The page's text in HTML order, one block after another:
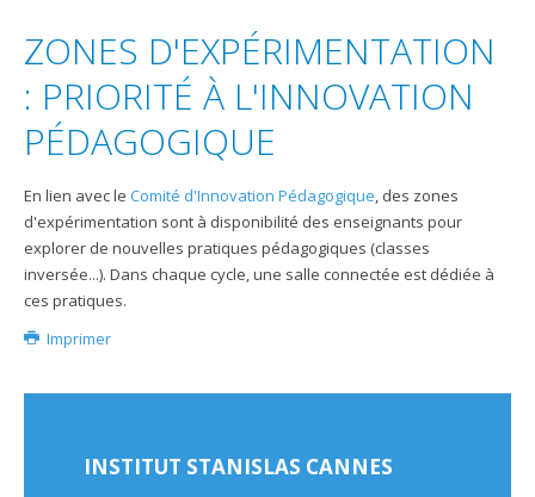
ZONES D'EXPÉRIMENTATION
: PRIORITÉ À L'INNOVATION
PÉDAGOGIQUE
En lien avec le Comité d'Innovation Pédagogique, des zones
d'expérimentation sont à disponibilité des enseignants pour
explorer de nouvelles pratiques pédagogiques (classes
inversée...). Dans chaque cycle, une salle connectée est dédiée à
ces pratiques.
Imprimer
INSTITUT STANISLAS CANNES